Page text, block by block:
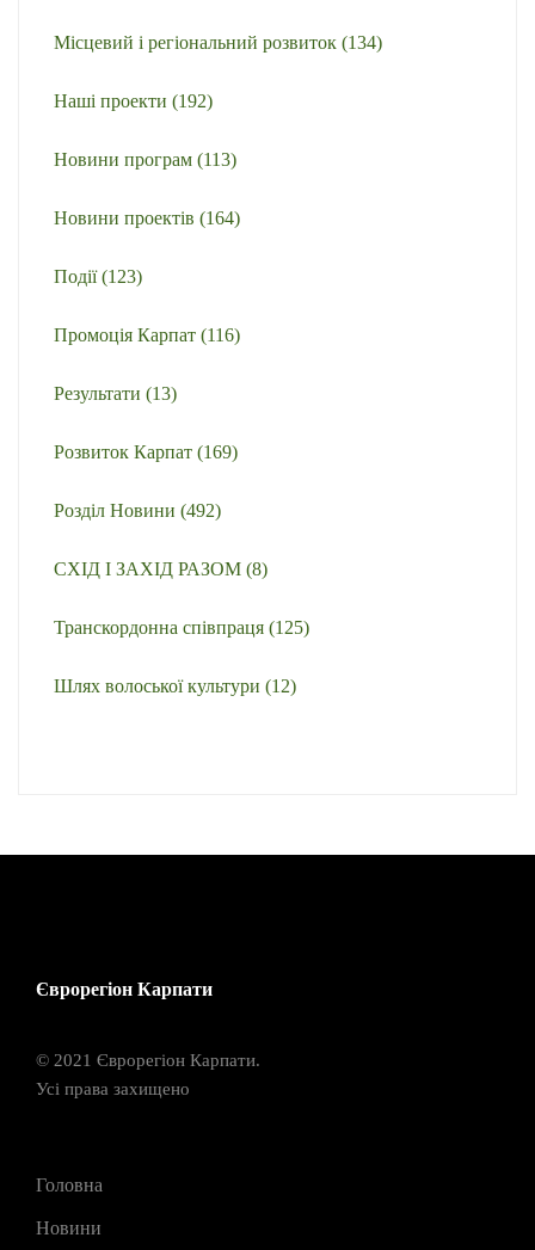
Місцевий і регіональний розвиток (134)
Наші проекти (192)
Новини програм (113)
Новини проектів (164)
Події(123)
Промоція Карпат (116)
Результати (13)
Розвиток Карпат (169)
Розділ Новини (492)
СХІД І ЗАХІД РАЗОМ (8)
Транскордонна співпраця (125)
Шлях волоської культури (12)
Єврорегіон Карпати
© 2021 Єврорегіон Карпати.
Усі права захищено
Головна
Новини